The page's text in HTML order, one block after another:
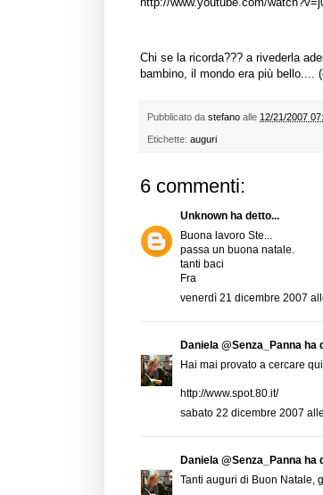
Chi se la ricorda??? a rivederla
bambino, il mondo era più
Pubblicato da stefano alle 12/21/2007
Etichette: auguri
6 commenti:
Unknown ha detto...
Buona lavoro Ste...
passa un buona natale.
tanti baci
Fra
venerdì 21 dicembre 2007
Daniela @Senza_Panna ha
Hai mai provato a cercare
http://www.spot.80.it/
sabato 22 dicembre 2007
Daniela @Senza_Panna ha
Tanti auguri di Buon Natale,